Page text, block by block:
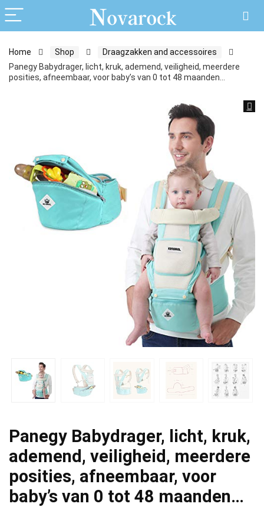
Home Shop
Draagzakken and accessoires
Panegy Babydrager, licht, kruk, ademend, veiligheid, meerdere
posities, afneembaar, voor baby’s van 0 tot 48 maanden…
Panegy Babydrager, licht, kruk,
ademend, veiligheid, meerdere
posities, afneembaar, voor
baby’s van 0 tot 48 maanden…